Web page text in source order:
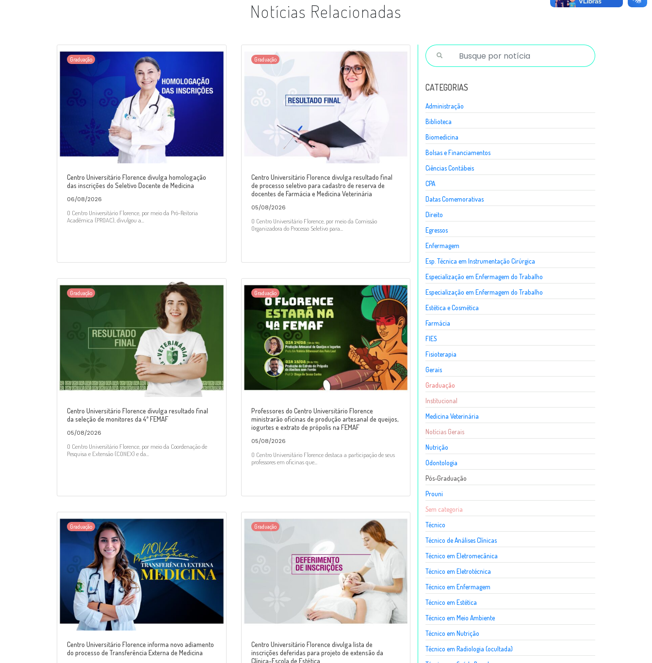
Notícias Relacionadas
Graduação
Centro Universitário Florence divulga homologação
das inscrições do Seletivo Docente de Medicina
06/08/2026
O Centro Universitário Florence, por meio da Pró-Reitoria
Acadêmica (PROAC), divulgou a...
Graduação
Centro Universitário Florence divulga resultado final
de processo seletivo para cadastro de reserva de
docentes de Farmácia e Medicina Veterinária
05/08/2026
O Centro Universitário Florence, por meio da Comissão
Organizadora do Processo Seletivo para...
Graduação
Centro Universitário Florence divulga resultado final
da seleção de monitores da 4ª FEMAF
05/08/2026
O Centro Universitário Florence, por meio da Coordenação de
Pesquisa e Extensão (CONEX) e da...
Graduação
Professores do Centro Universitário Florence
ministrarão oficinas de produção artesanal de queijos,
iogurtes e extrato de própolis na FEMAF
05/08/2026
O Centro Universitário Florence destaca a participação de seus
professores em oficinas que...
Graduação
Centro Universitário Florence informa novo adiamento
do processo de Transferência Externa de Medicina
Graduação
Centro Universitário Florence divulga lista de
inscrições deferidas para projeto de extensão da
Clínica-Escola de Estética
CATEGORIAS
Administração
Biblioteca
Biomedicina
Bolsas e Financiamentos
Ciências Contábeis
CPA
Datas Comemorativas
Direito
Egressos
Enfermagem
Esp. Técnica em Instrumentação Cirúrgica
Especialização em Enfermagem do Trabalho
Especialização em Enfermagem do Trabalho
Estética e Cosmética
Farmácia
FIES
Fisioterapia
Gerais
Graduação
Institucional
Medicina Veterinária
Notícias Gerais
Nutrição
Odontologia
Pós-Graduação
Prouni
Sem categoria
Técnico
Técnico de Análises Clínicas
Técnico em Eletromecânica
Técnico em Eletrotécnica
Técnico em Enfermagem
Técnico em Estética
Técnico em Meio Ambiente
Técnico em Nutrição
Técnico em Radiologia (ocultada)